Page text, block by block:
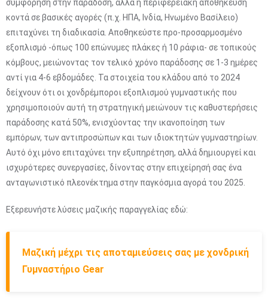
συμφόρηση στην παράδοση, αλλά η περιφερειακή αποθήκευση
κοντά σε βασικές αγορές (π.χ. ΗΠΑ, Ινδία, Ηνωμένο Βασίλειο)
επιταχύνει τη διαδικασία. Αποθηκεύστε προ-προσαρμοσμένο
εξοπλισμό -όπως 100 επώνυμες πλάκες ή 10 ράφια- σε τοπικούς
κόμβους, μειώνοντας τον τελικό χρόνο παράδοσης σε 1-3 ημέρες
αντί για 4-6 εβδομάδες. Τα στοιχεία του κλάδου από το 2024
δείχνουν ότι οι χονδρέμποροι εξοπλισμού γυμναστικής που
χρησιμοποιούν αυτή τη στρατηγική μειώνουν τις καθυστερήσεις
παράδοσης κατά 50%, ενισχύοντας την ικανοποίηση των
εμπόρων, των αντιπροσώπων και των ιδιοκτητών γυμναστηρίων.
Αυτό όχι μόνο επιταχύνει την εξυπηρέτηση, αλλά δημιουργεί και
ισχυρότερες συνεργασίες, δίνοντας στην επιχείρησή σας ένα
ανταγωνιστικό πλεονέκτημα στην παγκόσμια αγορά του 2025.
Εξερευνήστε λύσεις μαζικής παραγγελίας εδώ:
Μαζική μέχρι τις αποταμιεύσεις σας με χονδρική
Γυμναστήριο Gear